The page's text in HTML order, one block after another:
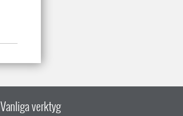
Vanliga verktyg